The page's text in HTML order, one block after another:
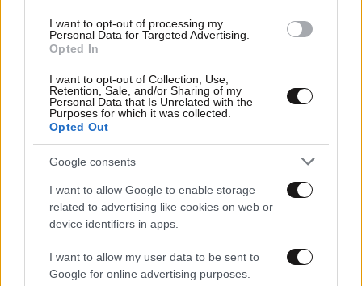
I want to opt-out of processing my
Personal Data for Targeted Advertising.
Opted In
I want to opt-out of Collection, Use,
Retention, Sale, and/or Sharing of my
Personal Data that Is Unrelated with the
Purposes for which it was collected.
Opted Out
Google consents
I want to allow Google to enable storage
related to advertising like cookies on web or
device identifiers in apps.
I want to allow my user data to be sent to
Google for online advertising purposes.
02·05·2013 17:32
Πέννες με σπαράγγια και μπαλσάμικο